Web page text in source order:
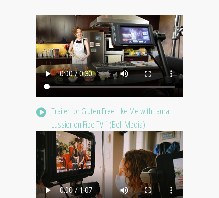
Trailer for Gluten Free Like Me with Laura
Lussier on Fibe TV 1 (Bell Media)